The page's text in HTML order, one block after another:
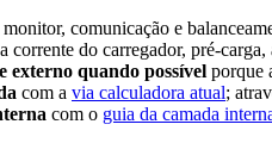
monitor, comunicação e
corrente do carregador, pré-
externo quando possível porque
com a via calculadora atual;
com o guia da camada